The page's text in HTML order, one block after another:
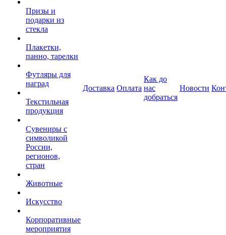
Призы и
подарки из
стекла
Плакетки,
панно, тарелки
Футляры для
наград
Текстильная
продукция
Сувениры с
символикой
России,
регионов,
стран
Животные
Искусство
Корпоративные
мероприятия
Доставка Оплата
Как до
нас
добраться
Новости